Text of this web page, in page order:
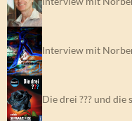
Interview mit
Die drei ??? und die